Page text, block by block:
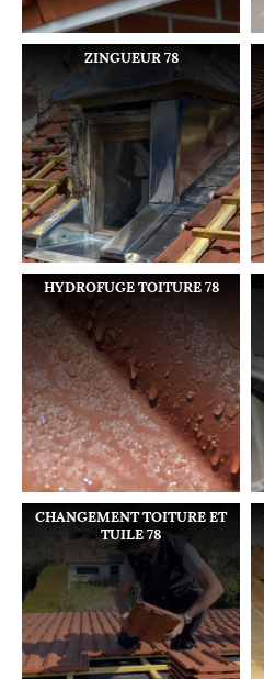
ZINGUEUR 78
HYDROFUGE TOITURE 78
CHANGEMENT TOITURE ET
TUILE 78